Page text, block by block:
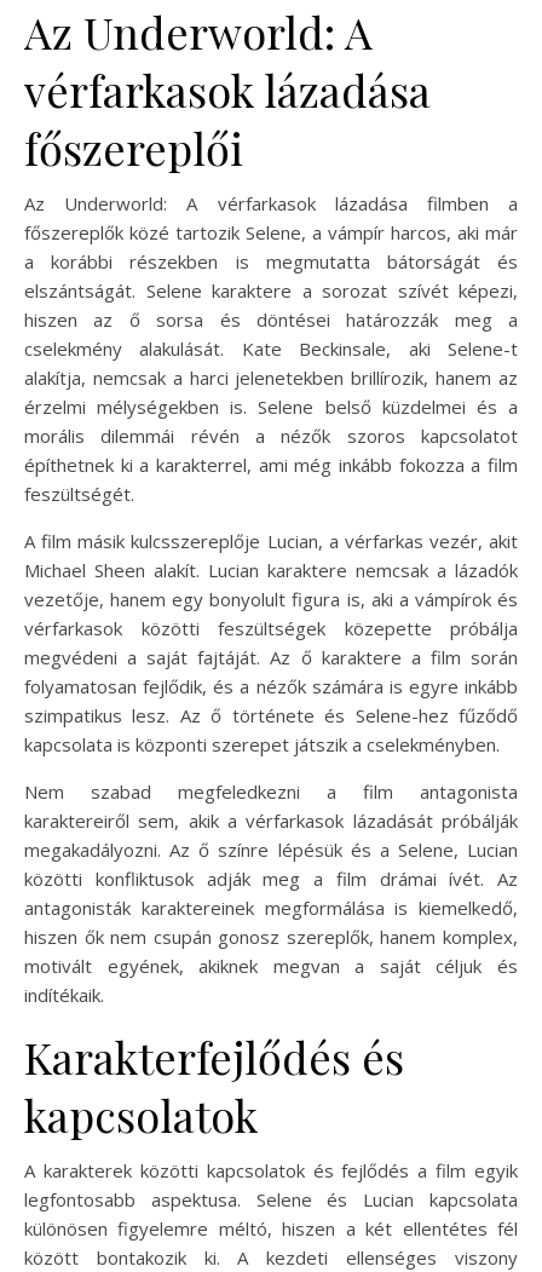
Az Underworld: A
vérfarkasok lázadása
főszereplői
Az Underworld: A vérfarkasok lázadása filmben a
főszereplők közé tartozik Selene, a vámpír harcos, aki már
a korábbi részekben is megmutatta bátorságát és
elszántságát. Selene karaktere a sorozat szívét képezi,
hiszen az ő sorsa és döntései határozzák meg a
cselekmény alakulását. Kate Beckinsale, aki Selene-t
alakítja, nemcsak a harci jelenetekben brillírozik, hanem az
érzelmi mélységekben is. Selene belső küzdelmei és a
morális dilemmái révén a nézők szoros kapcsolatot
építhetnek ki a karakterrel, ami még inkább fokozza a film
feszültségét.
A film másik kulcsszereplője Lucian, a vérfarkas vezér, akit
Michael Sheen alakít. Lucian karaktere nemcsak a lázadók
vezetője, hanem egy bonyolult figura is, aki a vámpírok és
vérfarkasok közötti feszültségek közepette próbálja
megvédeni a saját fajtáját. Az ő karaktere a film során
folyamatosan fejlődik, és a nézők számára is egyre inkább
szimpatikus lesz. Az ő története és Selene-hez fűződő
kapcsolata is központi szerepet játszik a cselekményben.
Nem szabad megfeledkezni a film antagonista
karaktereiről sem, akik a vérfarkasok lázadását próbálják
megakadályozni. Az ő színre lépésük és a Selene, Lucian
közötti konfliktusok adják meg a film drámai ívét. Az
antagonisták karaktereinek megformálása is kiemelkedő,
hiszen ők nem csupán gonosz szereplők, hanem komplex,
motivált egyének, akiknek megvan a saját céljuk és
indítékaik.
Karakterfejlődés és
kapcsolatok
A karakterek közötti kapcsolatok és fejlődés a film egyik
legfontosabb aspektusa. Selene és Lucian kapcsolata
különösen figyelemre méltó, hiszen a két ellentétes fél
között bontakozik ki. A kezdeti ellenséges viszony